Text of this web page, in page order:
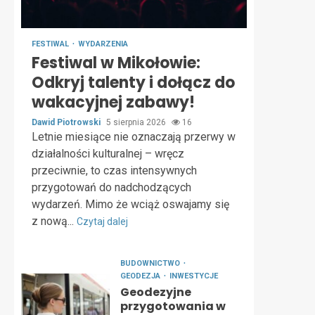
FESTIWAL WYDARZENIA
Festiwal w Mikołowie:
Odkryj talenty i dołącz do
wakacyjnej zabawy!
Dawid Piotrowski 5 sierpnia 2026 16
Letnie miesiące nie oznaczają przerwy w
działalności kulturalnej – wręcz
przeciwnie, to czas intensywnych
przygotowań do nadchodzących
wydarzeń. Mimo że wciąż oswajamy się
z nową... Czytaj dalej
BUDOWNICTWO
GEODEZJA
INWESTYCJE
Geodezyjne
przygotowania w